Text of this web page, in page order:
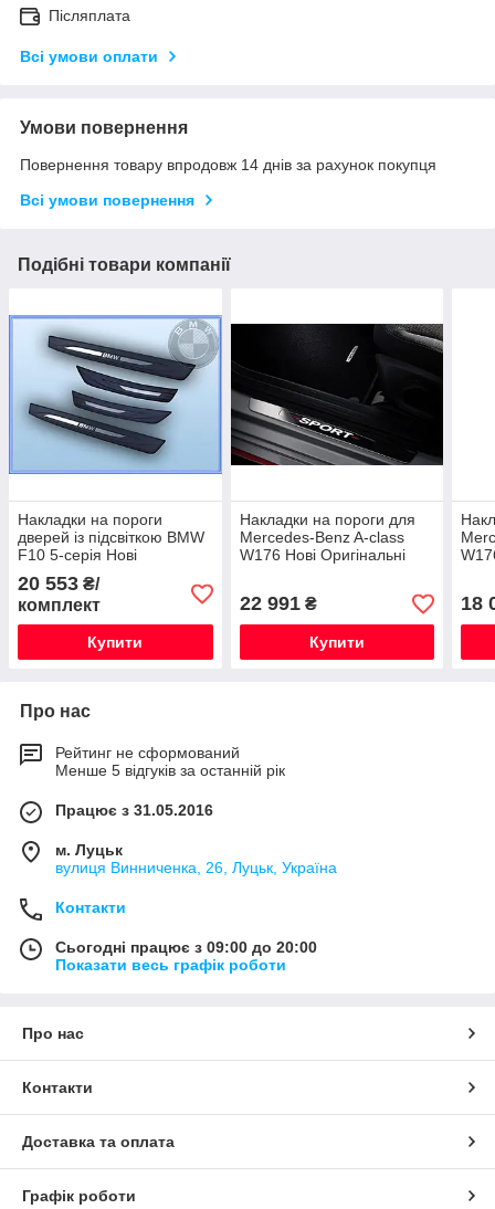
Післяплата
Всі умови оплати
Умови повернення
Повернення товару впродовж 14 днів за рахунок покупця
Всі умови повернення
Подібні товари компанії
Накладки на пороги
дверей із підсвіткою BMW
F10 5-серія Нові
Оригінальні
20 553 ₴/
комплект
Купити
Накладки на пороги для
Mercedes-Benz A-class
W176 Нові Оригінальні
22 991₴
Купити
18
Про нас
Рейтинг не сформований
Менше 5 відгуків за останній рік
Працює з 31.05.2016
м. Луцьк
вулиця Винниченка, 26, Луцьк, Україна
Контакти
Сьогодні працює з 09:00 до 20:00
Показати весь графік роботи
Про нас
Контакти
Доставка та оплата
Графік роботи